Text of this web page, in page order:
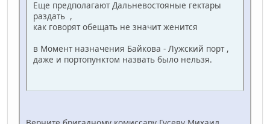
Еще предполагают Дальневостояные гектары
раздать ,
как говорят обещать не значит женится
в Момент назначения Байкова - Лужский порт ,
даже и портопунктом назвать было нельзя.